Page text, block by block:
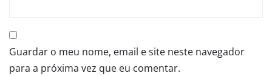
Guardar o meu nome, email e site neste navegador
para a próxima vez que eu comentar.